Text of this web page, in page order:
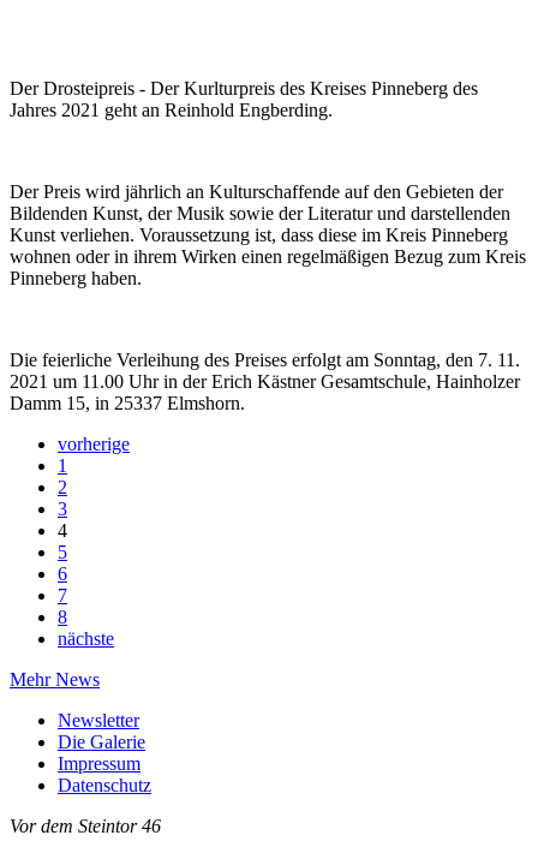
Der Drosteipreis - Der Kurlturpreis des Kreises Pinneberg des
Jahres 2021 geht an Reinhold Engberding.
Der Preis wird jährlich an Kulturschaffende auf den Gebieten der
Bildenden Kunst, der Musik sowie der Literatur und darstellenden
Kunst verliehen. Voraussetzung ist, dass diese im Kreis Pinneberg
wohnen oder in ihrem Wirken einen regelmäßigen Bezug zum Kreis
Pinneberg haben.
Die feierliche Verleihung des Preises erfolgt am Sonntag, den 7. 11.
2021 um 11.00 Uhr in der Erich Kästner Gesamtschule, Hainholzer
Damm 15, in 25337 Elmshorn.
vorherige
1
2
3
4
5
6
7
8
nächste
Mehr News
Newsletter
Die Galerie
Impressum
Datenschutz
Vor dem Steintor 46